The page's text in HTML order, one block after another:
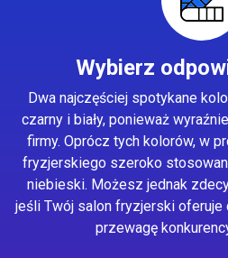
Wybierz
Dwa najczęściej spotykane
czarny i biały, ponieważ
firmy. Oprócz tych kolorów, w
fryzjerskiego szeroko
niebieski. Możesz jednak
jeśli Twój salon fryzjerski oferuje
przewagę